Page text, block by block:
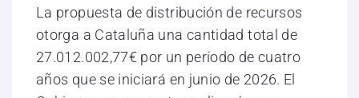
La propuesta de distribución de recursos
otorga a Cataluña una cantidad total de
27.012.002,77€ por un período de cuatro
años que se iniciará en junio de 2026. El